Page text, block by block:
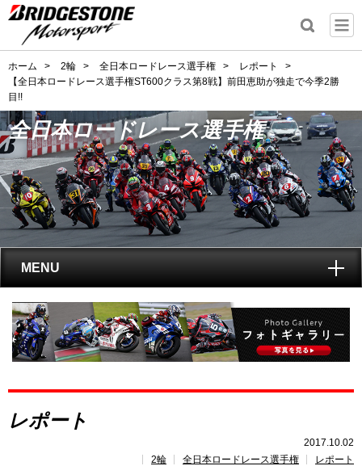
ホーム > 2輪 > 全日本ロードレース選手権 > レポート
>
【全日本ロードレース選手権ST600クラス第8戦】前田恵助が独走で今季2勝
目!!
全日本ロードレース選手権
MENU
トップ
全日本ロードレース選手権とは?
レポート
速報
レポート
2017.10.02
2輪
全日本ロードレース選手権 レポート